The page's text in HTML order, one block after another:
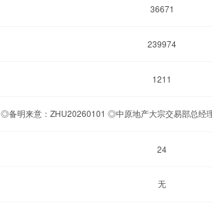
36671
239974
1211
◎备明来意：ZHU20260101 ◎中原地产大宗交易部总经
24
无